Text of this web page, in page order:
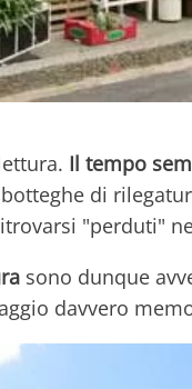
Il tempo
di
"perduti"
sono dunque
davvero